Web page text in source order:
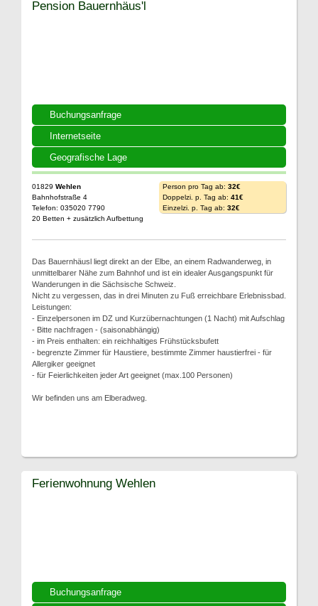
Buchungsanfrage
Internetseite
Geografische Lage
Pension Bauernhäus'l
01829 Wehlen
Bahnhofstraße 4
Telefon: 035020 7790
20 Betten + zusätzlich Aufbettung
Person pro Tag ab: 32€
Doppelzi. p. Tag ab: 41€
Einzelzi. p. Tag ab: 32€
Das Bauernhäusl liegt direkt an der Elbe, an einem Radwanderweg, in
unmittelbarer Nähe zum Bahnhof und ist ein idealer Ausgangspunkt für
Wanderungen in die Sächsische Schweiz.
Nicht zu vergessen, das in drei Minuten zu Fuß erreichbare Erlebnissbad.
Leistungen:
- Einzelpersonen im DZ und Kurzübernachtungen (1 Nacht) mit Aufschlag
- Bitte nachfragen - (saisonabhängig)
- im Preis enthalten: ein reichhaltiges Frühstücksbufett
- begrenzte Zimmer für Haustiere, bestimmte Zimmer haustierfrei - für
Allergiker geeignet
- für Feierlichkeiten jeder Art geeignet (max.100 Personen)
Wir befinden uns am Elberadweg.
Buchungsanfrage
Ferienwohnung Wehlen